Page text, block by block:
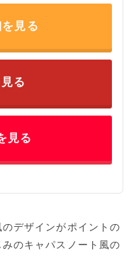
見る
る
見る
デザインがポイントの
のキャパスノート風の